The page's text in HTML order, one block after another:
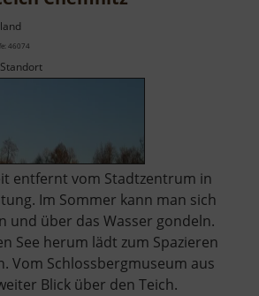
46074
entfernt vom Stadtzentrum in
Im Sommer kann man sich
und über das Wasser gondeln.
See herum lädt zum Spazieren
Vom Schlossbergmuseum aus
Blick über den Teich.